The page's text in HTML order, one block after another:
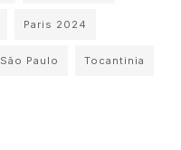
Paris 2024
São Paulo Tocantinia